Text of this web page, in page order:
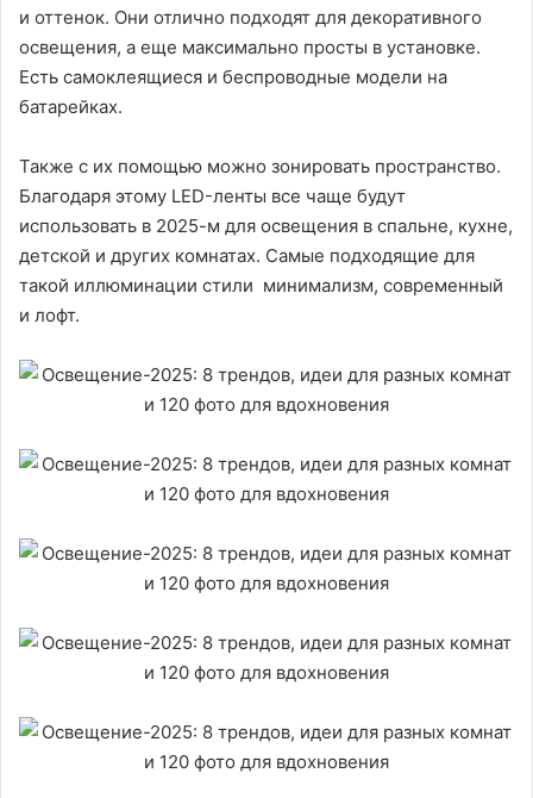
и оттенок. Они отлично подходят для декоративного
освещения, а еще максимально просты в установке.
Есть самоклеящиеся и беспроводные модели на
батарейках.
Также с их помощью можно зонировать пространство.
Благодаря этому LED-ленты все чаще будут
использовать в 2025-м для освещения в спальне, кухне,
детской и других комнатах. Самые подходящие для
такой иллюминации стили минимализм, современный
и лофт.